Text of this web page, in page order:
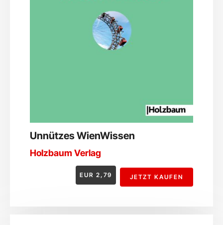
Unnützes WienWissen
Holzbaum Verlag
EUR 2,79 JETZT KAUFEN